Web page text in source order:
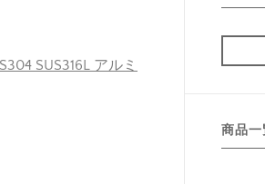
SUS316L アルミ
商品一